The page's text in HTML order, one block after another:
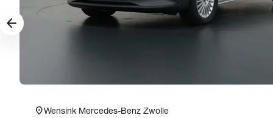
location_onWensink Mercedes-Benz Zwolle
arrow_forward